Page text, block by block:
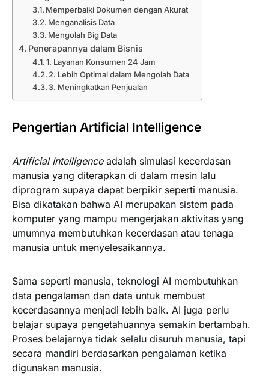
Memperbaiki Dokumen dengan Akurat
Menganalisis Data
Mengolah Big Data
Penerapannya dalam Bisnis
1. Layanan Konsumen 24 Jam
2. Lebih Optimal dalam Mengolah Data
3. Meningkatkan Penjualan
Pengertian Artificial Intelligence
Artificial Intelligenceadalah simulasi kecerdasan
manusia yang diterapkan di dalam mesin lalu
diprogram supaya dapat berpikir seperti manusia.
Bisa dikatakan bahwa AI merupakan sistem pada
komputer yang mampu mengerjakan aktivitas yang
umumnya membutuhkan kecerdasan atau tenaga
manusia untuk menyelesaikannya.
Sama seperti manusia, teknologi AI membutuhkan
data pengalaman dan data untuk membuat
kecerdasannya menjadi lebih baik. AI juga perlu
belajar supaya pengetahuannya semakin bertambah.
Proses belajarnya tidak selalu disuruh manusia, tapi
secara mandiri berdasarkan pengalaman ketika
digunakan manusia.